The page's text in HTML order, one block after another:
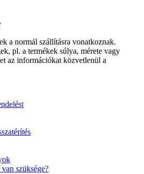
a normál szállításra vonatkoznak.
pl. a termékek súlya, mérete vagy
az információkat közvetlenül a
szüksége?